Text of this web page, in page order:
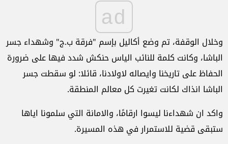
ad
وخلال الوقفة، تم وضع أكاليل بإسم "فرقة ب.ج" وشهداء جسر
الباشا، وكانت كلمة للنائب الياس حنكش شدد فيها على ضرورة
الحفاظ على تاريخنا وايصاله لاولادنا، قائلا: لو سقطت جسر
الباشا انذاك لكانت تغيرت كل معالم المنطقة.
واكد ان شهداءنا ليسوا ارقامًا، والامانة التي سلمونا اياها
ستبقى قضية للاستمرار في هذه المسيرة.